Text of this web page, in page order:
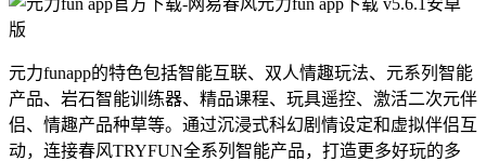
元力funapp的特色包括智能互联、双人情趣玩法、元系列智能
产品、岩石智能训练器、精品课程、玩具遥控、激活二次元伴
侣、情趣产品种草等。通过沉浸式科幻剧情设定和虚拟伴侣互
动，连接春风TRYFUN全系列智能产品，打造更多好玩的多